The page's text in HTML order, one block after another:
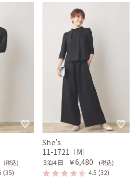
(税込)
(35)
She’s
11-1721［M］
３泊４日 ￥6,480 (税込)
4.5 (32)